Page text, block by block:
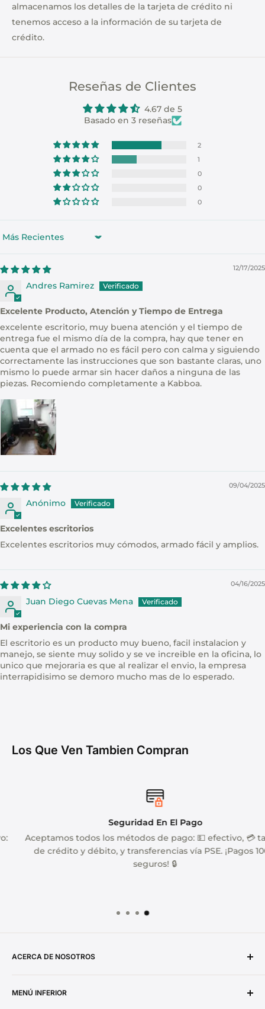
almacenamos los detalles de la tarjeta de crédito ni
tenemos acceso a la información de su tarjeta de
crédito.
Reseñas de Clientes
4.67 de 5
Basado en 3 reseñas
2
1
0
0
0
Sort by
12/17/2025
Andres Ramirez
Excelente Producto, Atención y Tiempo de Entrega
excelente escritorio, muy buena atención y el tiempo de
entrega fue el mismo día de la compra, hay que tener en
cuenta que el armado no es fácil pero con calma y siguiendo
correctamente las instrucciones que son bastante claras, uno
mismo lo puede armar sin hacer daños a ninguna de las
piezas. Recomiendo completamente a Kabboa.
09/04/2025
Anónimo
Excelentes escritorios
Excelentes escritorios muy cómodos, armado fácil y amplios.
04/16/2025
Juan Diego Cuevas Mena
Mi experiencia con la compra
El escritorio es un producto muy bueno, facil instalacion y
manejo, se siente muy solido y se ve increible en la oficina, lo
unico que mejoraria es que al realizar el envio, la empresa
interrapidisimo se demoro mucho mas de lo esperado.
Los Que Ven Tambien Compran
Seguridad En El Pago
Aceptamos todos los métodos de pago: 💵 efectivo, 💳 tarjeta
de crédito y débito, y transferencias vía PSE. ¡Pagos 100%
seguros! 🔒
ACERCA DE NOSOTROS
Importaciones Y Soluciones Kabboa SAS
MENÚ INFERIOR